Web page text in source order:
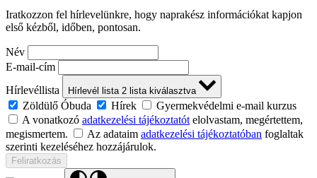
Iratkozzon fel hírlevelünkre, hogy naprakész információkat kapjon
első kézből, időben, pontosan.
Név
E-mail-cím
Hírlevéllista
Hírlevél lista 2 lista kiválasztva
Zöldülő Óbuda Hírek
Gyermekvédelmi e-mail kurzus
A vonatkozó adatkezelési tájékoztatótelolvastam, megértettem,
megismertem.
Az adataim adatkezelési tájékoztatóban foglaltak
szerinti kezeléséhez hozzájárulok.
Feliratkozás